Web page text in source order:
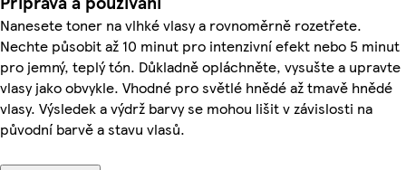
Nanesete toner na vlhké vlasy a rovnoměrně rozetřete.
Nechte působit až 10 minut pro intenzivní efekt nebo 5 minut
pro jemný, teplý tón. Důkladně opláchněte, vysušte a upravte
vlasy jako obvykle. Vhodné pro světlé hnědé až tmavě hnědé
vlasy. Výsledek a výdrž barvy se mohou lišit v závislosti na
původní barvě a stavu vlasů.